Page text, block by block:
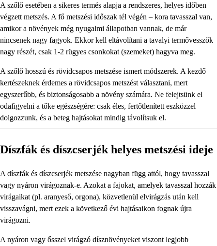
A szőlő esetében a sikeres termés alapja a rendszeres, helyes időben
végzett metszés. A fő metszési időszak tél végén – kora tavasszal van,
amikor a növények még nyugalmi állapotban vannak, de már
nincsenek nagy fagyok. Ekkor kell eltávolítani a tavalyi termővesszők
nagy részét, csak 1-2 rügyes csonkokat (szemeket) hagyva meg.
A szőlő hosszú és rövidcsapos metszése ismert módszerek. A kezdő
kertészeknek érdemes a rövidcsapos metszést választani, mert
egyszerűbb, és biztonságosabb a növény számára. Ne felejtsünk el
odafigyelni a tőke egészségére: csak éles, fertőtlenített eszközzel
dolgozzunk, és a beteg hajtásokat mindig távolítsuk el.
Díszfák és díszcserjék helyes metszési ideje
A díszfák és díszcserjék metszése nagyban függ attól, hogy tavasszal
vagy nyáron virágoznak-e. Azokat a fajokat, amelyek tavasszal hozzák
virágaikat (pl. aranyeső, orgona), közvetlenül elvirágzás után kell
visszavágni, mert ezek a következő évi hajtásaikon fognak újra
virágozni.
A nyáron vagy ősszel virágzó dísznövényeket viszont legjobb